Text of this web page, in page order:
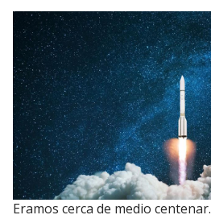
Eramos cerca de medio